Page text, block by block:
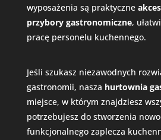
wyposażenia są praktyczne
przybory gastronomiczne,
pracę personelu kuchennego.
Jeśli szukasz niezawodnych
gastronomii, nasza hurtownia
miejsce, w którym znajdziesz
potrzebujesz do stworzenia
funkcjonalnego zaplecza